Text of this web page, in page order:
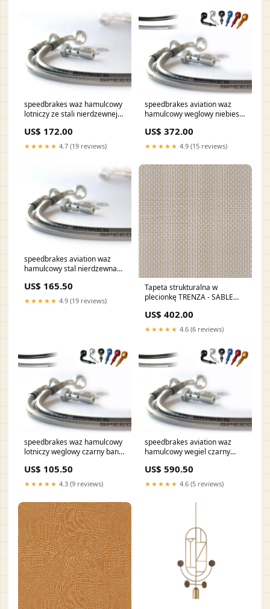
speedbrakes waz hamulcowy
lotniczy ze stali nierdzewnej
husqvarna-fc-250-250-2017-
esi9377830
US$ 172.00
★★★★★ 4.7 (19 reviews)
speedbrakes aviation waz
hamulcowy weglowy niebieski
250-250-1987-esi3425163
US$ 372.00
★★★★★ 4.9 (15 reviews)
speedbrakes aviation waz
hamulcowy stal nierdzewna
honda-crf-450-x--pe06--450-
2012-esi6106540
US$ 165.50
★★★★★ 4.9 (19 reviews)
Tapeta strukturalna w
plecionkę TRENZA - SABLE
US$ 402.00
★★★★★ 4.6 (6 reviews)
speedbrakes waz hamulcowy
lotniczy weglowy czarny banjo
diesel-4wd-auto-trans--700-
2015-esi6306364
US$ 105.50
★★★★★ 4.3 (9 reviews)
speedbrakes aviation waz
hamulcowy wegiel czarny
davidson-fxsts-1340-springer-
softail-1340-1999-esi9202179
US$ 590.50
★★★★★ 4.6 (5 reviews)